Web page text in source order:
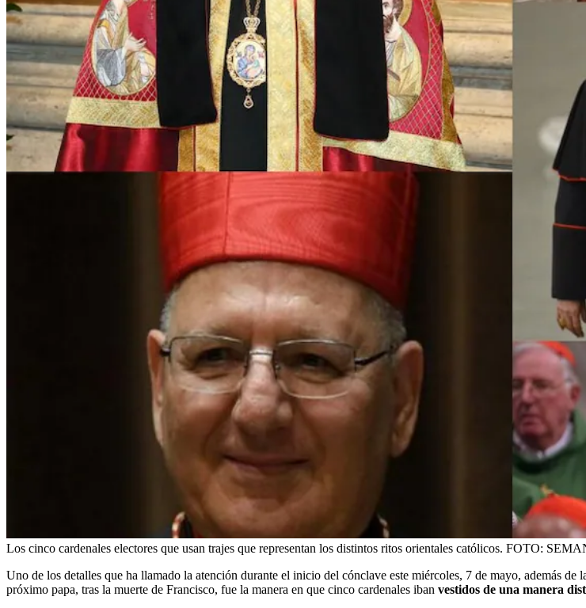
Los cinco cardenales electores que usan trajes que representan los distintos ritos orientales católicos. FOTO:
Uno de los detalles que ha llamado la atención durante el inicio del cónclave este miércoles, 7 de mayo, además
próximo papa, tras la muerte de Francisco, fue la manera en que cinco cardenales iban vestidos de una manera